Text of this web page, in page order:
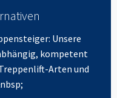
Unsere
kompetent
Arten und